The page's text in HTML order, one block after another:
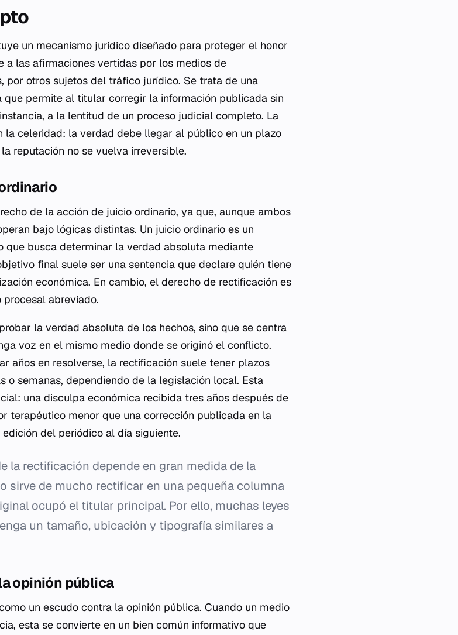
un mecanismo jurídico diseñado para proteger el honor
a las afirmaciones vertidas por los medios de
por otros sujetos del tráfico jurídico. Se trata de una
que permite al titular corregir la información publicada sin
a la lentitud de un proceso judicial completo. La
la celeridad: la verdad debe llegar al público en un plazo
reputación no se vuelva irreversible.
de la acción de juicio ordinario, ya que, aunque ambos
bajo lógicas distintas. Un juicio ordinario es un
que busca determinar la verdad absoluta mediante
final suele ser una sentencia que declare quién tiene
económica. En cambio, el derecho de rectificación es
abreviado.
la verdad absoluta de los hechos, sino que se centra
voz en el mismo medio donde se originó el conflicto.
años en resolverse, la rectificación suele tener plazos
o semanas, dependiendo de la legislación local. Esta
una disculpa económica recibida tres años después de
terapéutico menor que una corrección publicada en la
del periódico al día siguiente.
la rectificación depende en gran medida de la
sirve de mucho rectificar en una pequeña columna
ocupó el titular principal. Por ello, muchas leyes
un tamaño, ubicación y tipografía similares a
opinión pública
un escudo contra la opinión pública. Cuando un medio
esta se convierte en un bien común informativo que